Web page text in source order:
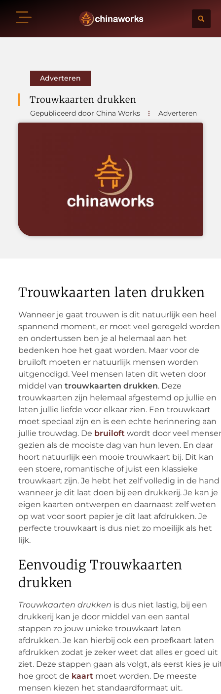
Adverteren
Trouwkaarten drukken
Gepubliceerd door China Works Adverteren
Trouwkaarten laten drukken
Wanneer je gaat trouwen is dit natuurlijk een heel
spannend moment, er moet veel geregeld worden
en ondertussen ben je al helemaal aan het
bedenken hoe het gaat worden. Maar voor de
bruiloft moeten er natuurlijk mensen worden
uitgenodigd. Veel mensen laten dit weten door
middel van trouwkaarten drukken. Deze
trouwkaarten zijn helemaal afgestemd op jullie en
laten jullie liefde voor elkaar zien. Een trouwkaart
moet speciaal zijn en is een echte herinnering aan
jullie trouwdag. De bruiloftwordt door veel
gezien als de mooiste dag van hun leven. En daar
hoort natuurlijk een mooie trouwkaart bij. Dit kan
een stoere, romantische of juist een klassieke
trouwkaart zijn. Je hebt het zelf volledig in de hand
wanneer je dit laat doen bij een drukkerij. Je kan je
eigen kaarten ontwerpen en daarnaast zelf weten
op wat voor soort papier je dit laat afdrukken. Je
perfecte trouwkaart is dus niet zo moeilijk als het
lijk.
Eenvoudig Trouwkaarten
drukken
Trouwkaarten drukken is dus niet lastig, bij een
drukkerij kan je door middel van een aantal
stappen zo jouw unieke trouwkaart laten
afdrukken. Je kan hierbij ook een proefkaart laten
afdrukken zodat je zeker weet dat alles er goed uit
ziet. Deze stappen gaan als volgt, als eerst kies je
hoe groot de kaartmoet worden. De meeste
mensen kiezen het standaardformaat uit.